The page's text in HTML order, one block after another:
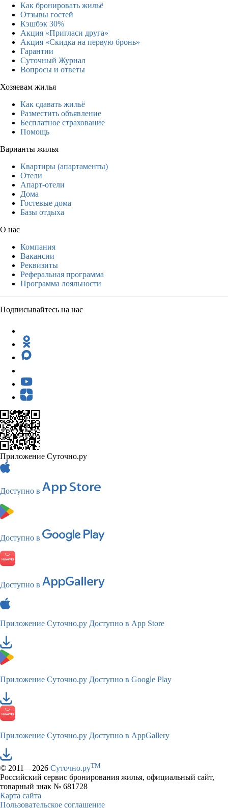
Как бронировать жильё
Отзывы гостей
Кэшбэк 30%
Акция «Пригласи друга»
Акция «Скидка на первую бронь»
Гарантии
Суточный Журнал
Вопросы и ответы
Хозяевам жилья
Как сдавать жильё
Разместить объявление
Бесплатное страхование
Помощь
Варианты жилья
Квартиры (апартаменты)
Отели
Апарт-отели
Дома
Гостевые дома
Базы отдыха
О нас
Компания
Вакансии
Реквизиты
Реферальная программа
Программа лояльности
Подписывайтесь на нас
Приложение Суточно.ру
Доступно в
Доступно в
Доступно в
Приложение Суточно.ру Доступно в App Store
Приложение Суточно.ру Доступно в Google Play
Приложение Суточно.ру Доступно в AppGallery
© 2011—2026 Суточно.руTM
Российский сервис бронирования жилья, официальный сайт,
товарный знак № 681728
Карта сайта
Пользовательское соглашение